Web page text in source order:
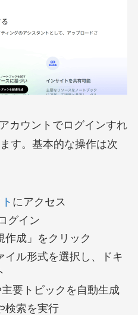
カウントでログインすれ
す。基本的な操作は次
にアクセス
グイン
作成」をクリック
イル形式を選択し、ドキ
要トピックを自動生成
検索を実行